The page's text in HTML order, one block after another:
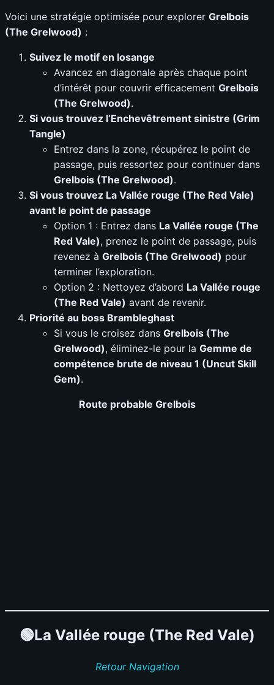
Voici une stratégie optimisée pour explorer Grelbois
(The Grelwood) :
Suivez le motif en losange
Avancez en diagonale après chaque point
d’intérêt pour couvrir efficacement Grelbois
(The Grelwood).
Si vous trouvez l’Enchevêtrement sinistre (Grim
Tangle)
Entrez dans la zone, récupérez le point de
passage, puis ressortez pour continuer dans
Grelbois (The Grelwood).
Si vous trouvez La Vallée rouge (The Red Vale)
avant le point de passage
Option 1 : Entrez dans La Vallée rouge (The
Red Vale), prenez le point de passage, puis
revenez à Grelbois (The Grelwood) pour
terminer l’exploration.
Option 2 : Nettoyez d’abord La Vallée rouge
(The Red Vale) avant de revenir.
Priorité au boss Brambleghast
Si vous le croisez dans Grelbois (The
Grelwood), éliminez-le pour la Gemme de
compétence brute de niveau 1 (Uncut Skill
Gem).
Route probable Grelbois
🟢La Vallée rouge (The Red Vale)
Retour Navigation